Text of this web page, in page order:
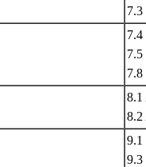
7.4
7.5
8.1
8.2
9.1
9.3